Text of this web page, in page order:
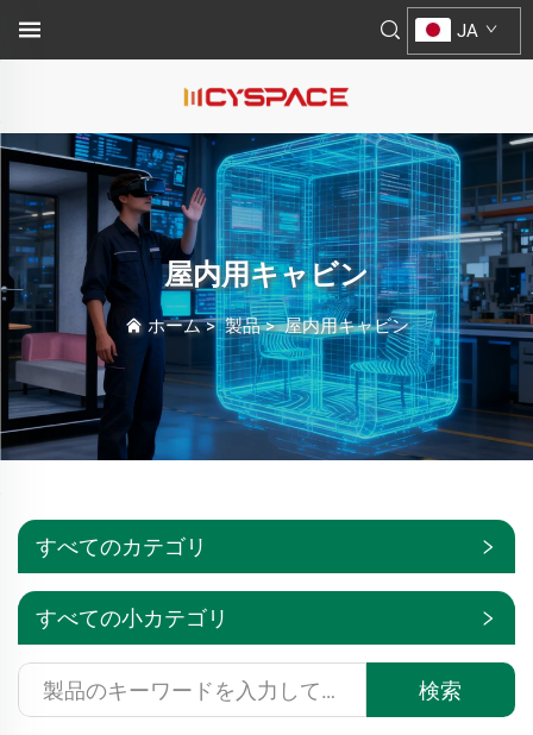
JA
屋内用キャビン
ホーム>製品>屋内用キャビン
すべてのカテゴリ
すべての小カテゴリ
検索